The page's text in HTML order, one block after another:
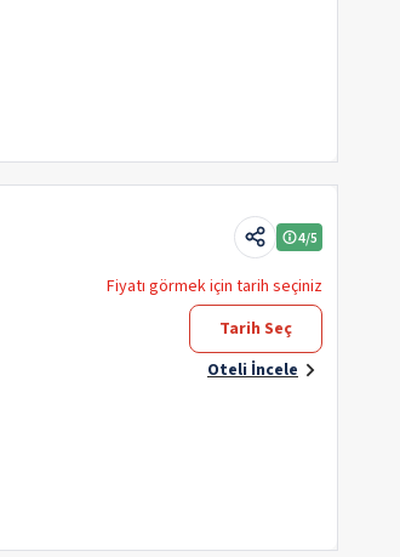
4/5
Fiyatı görmek için tarih seçiniz
Tarih Seç
Oteli İncele